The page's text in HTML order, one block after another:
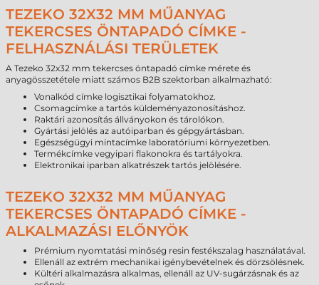
TEZEKO 32X32 MM MŰANYAG
TEKERCSES ÖNTAPADÓ CÍMKE -
FELHASZNÁLÁSI TERÜLETEK
A Tezeko 32x32 mm tekercses öntapadó címke mérete és
anyagösszetétele miatt számos B2B szektorban alkalmazható:
Vonalkód címke logisztikai folyamatokhoz.
Csomagcímke a tartós küldeményazonosításhoz.
Raktári azonosítás állványokon és tárolókon.
Gyártási jelölés az autóiparban és gépgyártásban.
Egészségügyi mintacímke laboratóriumi környezetben.
Termékcímke vegyipari flakonokra és tartályokra.
Elektronikai iparban alkatrészek tartós jelölésére.
TEZEKO 32X32 MM MŰANYAG
TEKERCSES ÖNTAPADÓ CÍMKE -
ALKALMAZÁSI ELŐNYÖK
Prémium nyomtatási minőség resin festékszalag használatával.
Ellenáll az extrém mechanikai igénybevételnek és dörzsölésnek.
Kültéri alkalmazásra alkalmas, ellenáll az UV-sugárzásnak és az